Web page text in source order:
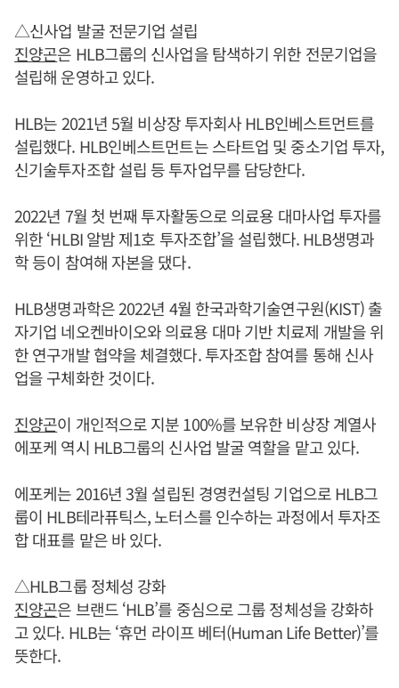
△신사업 발굴 전문기업 설립
진양곤은 HLB그룹의 신사업을 탐색하기 위한 전문기업을
설립해 운영하고 있다.
HLB는 2021년 5월 비상장 투자회사 HLB인베스트먼트를
설립했다. HLB인베스트먼트는 스타트업 및 중소기업 투자,
신기술투자조합 설립 등 투자업무를 담당한다.
2022년 7월 첫 번째 투자활동으로 의료용 대마사업 투자를
위한 ‘HLBI 알밤 제1호 투자조합’을 설립했다. HLB생명과
학 등이 참여해 자본을 댔다.
HLB생명과학은 2022년 4월 한국과학기술연구원(KIST) 출
자기업 네오켄바이오와 의료용 대마 기반 치료제 개발을 위
한 연구개발 협약을 체결했다. 투자조합 참여를 통해 신사
업을 구체화한 것이다.
진양곤이 개인적으로 지분 100%를 보유한 비상장 계열사
에포케 역시 HLB그룹의 신사업 발굴 역할을 맡고 있다.
에포케는 2016년 3월 설립된 경영컨설팅 기업으로 HLB그
룹이 HLB테라퓨틱스, 노터스를 인수하는 과정에서 투자조
합 대표를 맡은 바 있다.
△HLB그룹 정체성 강화
진양곤은 브랜드 ‘HLB’를 중심으로 그룹 정체성을 강화하
고 있다. HLB는 ‘휴먼 라이프 베터(Human Life Better)’를
뜻한다.